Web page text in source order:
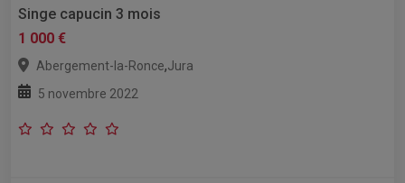
Singe capucin 3 mois
1 000 €
Abergement-la-Ronce,Jura
5 novembre 2022